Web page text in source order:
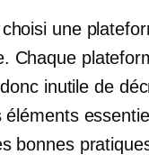
une
Chaque
inutile de
bonnes